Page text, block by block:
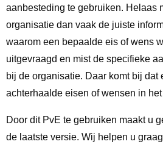
aanbesteding te gebruiken. Helaas
organisatie dan vaak de juiste
waarom een bepaalde eis of wens
uitgevraagd en mist de specifieke
bij de organisatie. Daar komt bij dat
achterhaalde eisen of wensen in
Door dit PvE te gebruiken maakt u
de laatste versie. Wij helpen u